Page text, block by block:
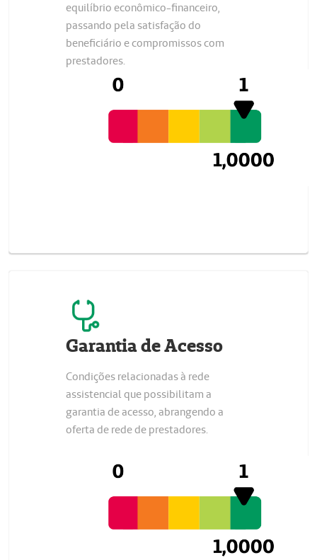
equilíbrio econômico-financeiro,
passando pela satisfação do
beneficiário e compromissos com
prestadores.
Garantia de Acesso
Condições relacionadas à rede
assistencial que possibilitam a
garantia de acesso, abrangendo a
oferta de rede de prestadores.